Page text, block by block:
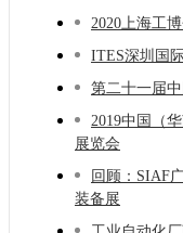
2020上海工
ITES深圳国
第二十一届
2019中国（
展览会
回顾：SIAF
装备展